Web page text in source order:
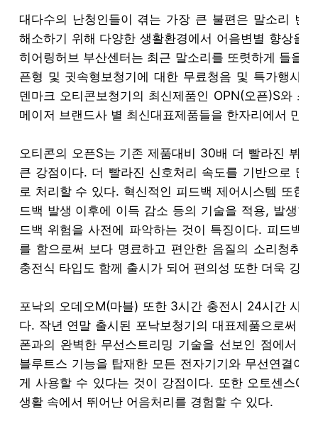
대다수의 난청인들이 겪는 가장 큰 불편은 말소리 변
해소하기 위해 다양한 생활환경에서 어음변별 향상을
히어링허브 부산센터는 최근 말소리를 또렷하게 들을
픈형 및 귓속형보청기에 대한 무료청음 및 특가행사
덴마크 오티콘보청기의 최신제품인 OPN(오픈)S와 스
메이저 브랜드사 별 최신대표제품들을 한자리에서 만
오티콘의 오픈S는 기존 제품대비 30배 더 빨라진 뷔
큰 강점이다. 더 빨라진 신호처리 속도를 기반으로 많
로 처리할 수 있다. 혁신적인 피드백 제어시스템 또한
드백 발생 이후에 이득 감소 등의 기술을 적용, 발생한
드백 위험을 사전에 파악하는 것이 특징이다. 피드백
를 함으로써 보다 명료하고 편안한 음질의 소리청취
충전식 타입도 함께 출시가 되어 편의성 또한 더욱 강화
포낙의 오데오M(마블) 또한 3시간 충전시 24시간 사
다. 작년 연말 출시된 포낙보청기의 대표제품으로써
폰과의 완벽한 무선스트리밍 기술을 선보인 점에서
블루트스 기능을 탑재한 모든 전자기기와 무선연결이
게 사용할 수 있다는 것이 강점이다. 또한 오토센스
생활 속에서 뛰어난 어음처리를 경험할 수 있다.